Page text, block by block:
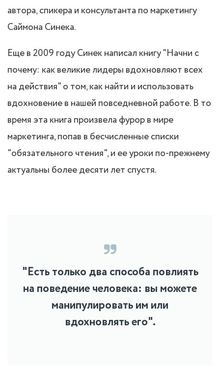
автора, спикера и консультанта по маркетингу
Саймона Синека.
Еще в 2009 году Синек написал книгу "Начни с
почему: как великие лидеры вдохновляют всех
на действия" о том, как найти и использовать
вдохновение в нашей повседневной работе. В то
время эта книга произвела фурор в мире
маркетинга, попав в бесчисленные списки
"обязательного чтения", и ее уроки по-прежнему
актуальны более десяти лет спустя.
"Есть только два способа повлиять
на поведение человека: вы можете
манипулировать им или
вдохновлять его".